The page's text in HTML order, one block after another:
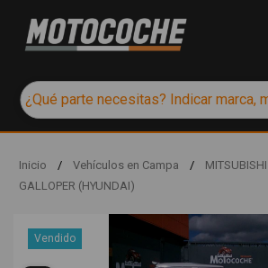
Inicio / Vehículos en Campa / MITSUBISHI
GALLOPER (HYUNDAI)
Vendido